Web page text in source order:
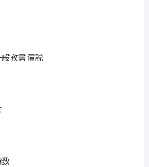
教書演説